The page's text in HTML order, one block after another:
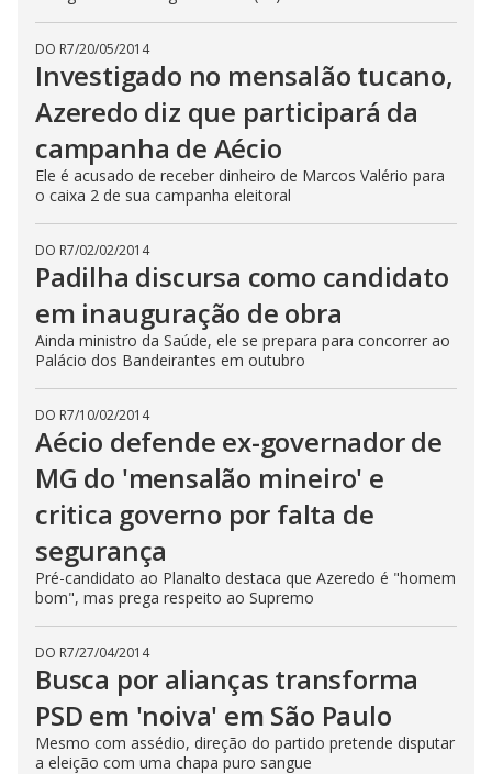
DO R7/20/05/2014
Investigado no mensalão tucano,
Azeredo diz que participará da
campanha de Aécio
Ele é acusado de receber dinheiro de Marcos Valério para
o caixa 2 de sua campanha eleitoral
DO R7/02/02/2014
Padilha discursa como candidato
em inauguração de obra
Ainda ministro da Saúde, ele se prepara para concorrer ao
Palácio dos Bandeirantes em outubro
DO R7/10/02/2014
Aécio defende ex-governador de
MG do 'mensalão mineiro' e
critica governo por falta de
segurança
Pré-candidato ao Planalto destaca que Azeredo é "homem
bom", mas prega respeito ao Supremo
DO R7/27/04/2014
Busca por alianças transforma
PSD em 'noiva' em São Paulo
Mesmo com assédio, direção do partido pretende disputar
a eleição com uma chapa puro sangue